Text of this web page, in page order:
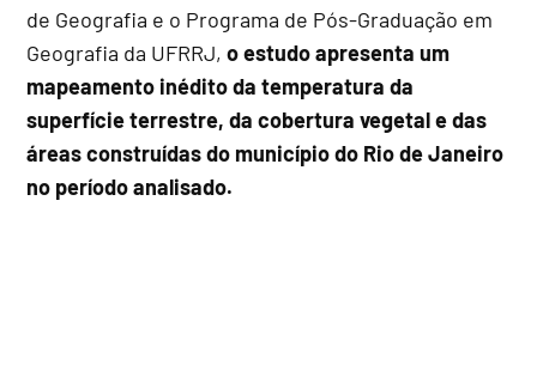
de Geografia e o Programa de Pós-Graduação em
Geografia da UFRRJ,o estudo apresenta um
mapeamento inédito da temperatura da
superfície terrestre, da cobertura vegetal e das
áreas construídas do município do Rio de Janeiro
no período analisado.